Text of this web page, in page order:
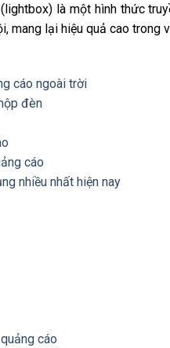
(lightbox) là một hình thức
mang lại hiệu quả cao
cáo ngoài trời
đèn
cáo
nhiều nhất hiện nay
cáo